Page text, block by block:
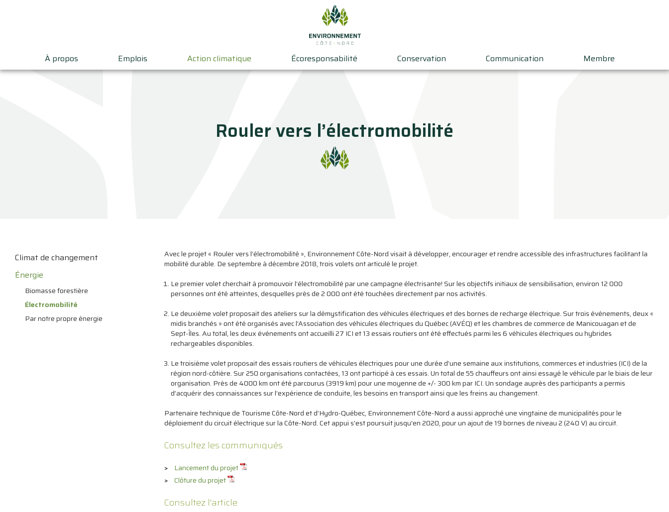
À propos Emplois Action climatique Écoresponsabilité Conservation Communication Membre
Rouler vers l’électromobilité
Climat de changement
Énergie
Biomasse forestière
Électromobilité
Par notre propre énergie
Avec le projet « Rouler vers l’électromobilité », Environnement Côte-Nord visait à développer, encourager et rendre accessible des infrastructures facilitant la
mobilité durable. De septembre à décembre 2018, trois volets ont articulé le projet.
Le premier volet cherchait à promouvoir l’électromobilité par une campagne électrisante! Sur les objectifs initiaux de sensibilisation, environ 12 000
personnes ont été atteintes, desquelles près de 2 000 ont été touchées directement par nos activités.
Le deuxième volet proposait des ateliers sur la démystification des véhicules électriques et des bornes de recharge électrique. Sur trois événements, deux «
midis branchés » ont été organisés avec l’Association des véhicules électriques du Québec (AVÉQ) et les chambres de commerce de Manicouagan et de
Sept-Îles. Au total, les deux événements ont accueilli 27 ICI et 13 essais routiers ont été effectués parmi les 6 véhicules électriques ou hybrides
rechargeables disponibles.
Le troisième volet proposait des essais routiers de véhicules électriques pour une durée d’une semaine aux institutions, commerces et industries (ICI) de la
région nord-côtière. Sur 250 organisations contactées, 13 ont participé à ces essais. Un total de 55 chauffeurs ont ainsi essayé le véhicule par le biais de leur
organisation. Près de 4000 km ont été parcourus (3919 km) pour une moyenne de +/- 300 km par ICI. Un sondage auprès des participants a permis
d’acquérir des connaissances sur l’expérience de conduite, les besoins en transport ainsi que les freins au changement.
Partenaire technique de Tourisme Côte-Nord et d’Hydro-Québec, Environnement Côte-Nord a aussi approché une vingtaine de municipalités pour le
déploiement du circuit électrique sur la Côte-Nord. Cet appui s'est poursuit jusqu'en 2020, pour un ajout de 19 bornes de niveau 2 (240 V) au circuit.
Consultez les communiqués
Lancement du projet
Clôture du projet
Consultez l'article